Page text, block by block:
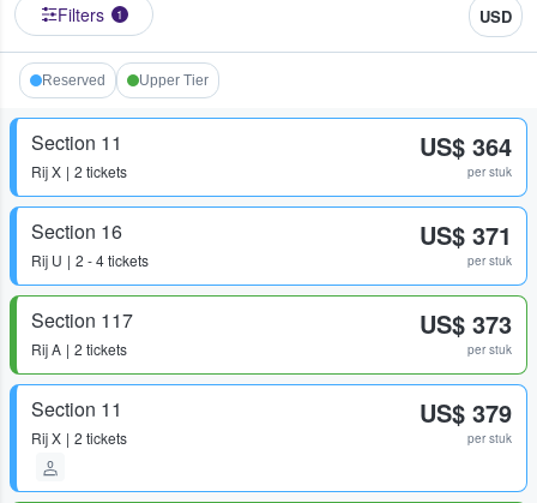
Filters 1 USD
Reserved Upper Tier
Section 11
RijX 2 tickets
US$ 364
per stuk
Section 16
Rij U 2 - 4 tickets
US$ 371
per stuk
Section 117
RijA 2 tickets
US$ 373
per stuk
Section 11
RijX 2 tickets
US$ 379
per stuk